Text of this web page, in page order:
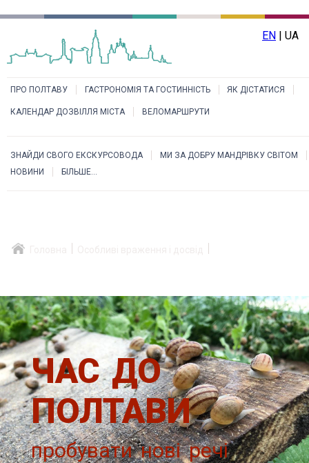
EN | UA
ПРО ПОЛТАВУ ГАСТРОНОМІЯ ТА ГОСТИННІСТЬ ЯК ДІСТАТИСЯ
КАЛЕНДАР ДОЗВІЛЛЯ МІСТА ВЕЛОМАРШРУТИ
ЗНАЙДИ СВОГО ЕКСКУРСОВОДА
МИ ЗА ДОБРУ МАНДРІВКУ СВІТОМ
НОВИНИ
БІЛЬШЕ...
ЧАС ДО
ПОЛТАВИ
пробувати нові речі